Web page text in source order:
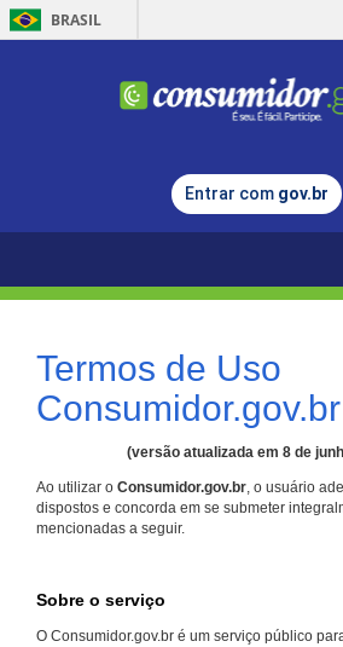
BRASIL
Entrar com gov.br
Termos de Uso
Consumidor.gov.br
(versão atualizada em 8 de
Ao utilizar o Consumidor.gov.br, o usuário
dispostos e concorda em se submeter
mencionadas a seguir.
Sobre o serviço
O Consumidor.gov.br é um serviço público